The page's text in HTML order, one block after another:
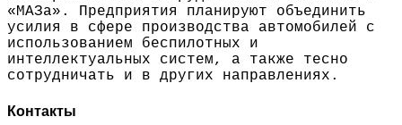
«МАЗа». Предприятия планируют объединить
усилия в сфере производства автомобилей с
использованием беспилотных и
интеллектуальных систем, а также тесно
сотрудничать и в других направлениях.
Контакты